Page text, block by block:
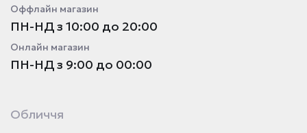
Оффлайн магазин
ПН-НД з 10:00 до 20:00
Онлайн магазин
ПН-НД з 9:00 до 00:00
Обличчя